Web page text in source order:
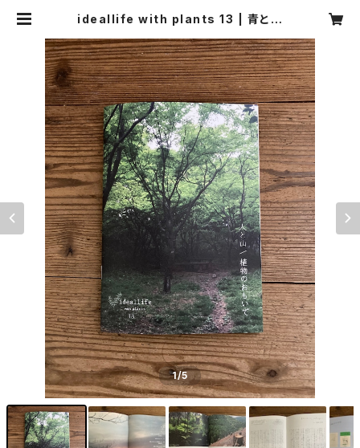
ideallife with plants 13 | 青と夜
1/5